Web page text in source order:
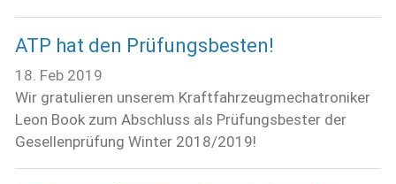
ATP hat den Prüfungsbesten!
18. Feb 2019
Wir gratulieren unserem Kraftfahrzeugmechatroniker
Leon Book zum Abschluss als Prüfungsbester der
Gesellenprüfung Winter 2018/2019!